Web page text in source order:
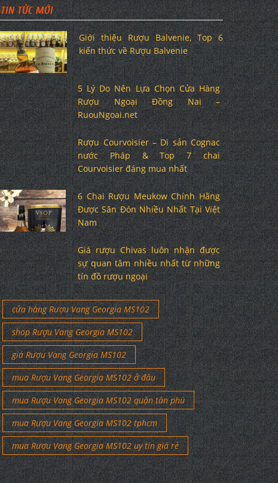
TIN TỨC MỚI
Giới thiệu Rượu Balvenie, Top 6
kiến thức về Rượu Balvenie
5 Lý Do Nên Lựa Chọn Cửa Hàng
Rượu Ngoại Đồng Nai –
RuouNgoai.net
Rượu Courvoisier – Di sản Cognac
nước Pháp & Top 7 chai
Courvoisier đáng mua nhất
6 Chai Rượu Meukow Chính Hãng
Được Săn Đón Nhiều Nhất Tại Việt
Nam
Giá rượu Chivas luôn nhận được
sự quan tâm nhiều nhất từ những
tín đồ rượu ngoại
cửa hàng Rượu Vang Georgia MS102
shop Rượu Vang Georgia MS102
giá Rượu Vang Georgia MS102
mua Rượu Vang Georgia MS102 ở đâu
mua Rượu Vang Georgia MS102 quận tân phú
mua Rượu Vang Georgia MS102 tphcm
mua Rượu Vang Georgia MS102 uy tín giá rẻ